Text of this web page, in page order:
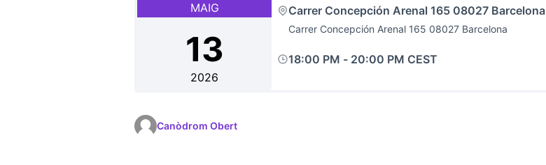
MAIG
13
2026
Carrer Concepción Arenal 165 08027 Barcelona
Carrer Concepción Arenal 165 08027 Barcelona
18:00 PM - 20:00 PM CEST
Canòdrom Obert